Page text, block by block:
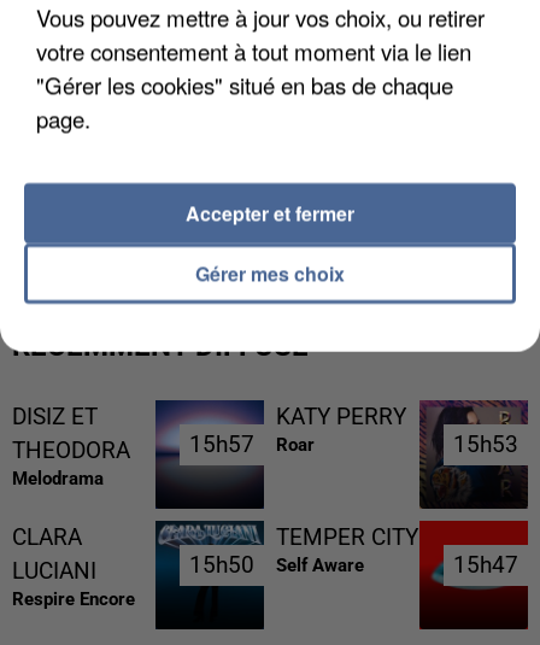
LES DONNÉES DE 300 000 CLIENTS DÉROBÉES À
INTERMARCHÉ APRÈS UNE...
RÉCEMMENT DIFFUSÉ
DISIZ ET
THEODORA
Melodrama
15h57
15h57
KATY PERRY
Roar 15h53
15h53
CLARA
LUCIANI
Respire Encore
15h50
15h50
TEMPER CITY
Self Aware 15h47
15h47
Vous pouvez mettre à jour vos choix, ou retirer
votre consentement à tout moment via le lien
"Gérer les cookies" situé en bas de chaque
page.
Gérer mes choix
Accepter et fermer